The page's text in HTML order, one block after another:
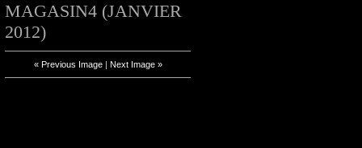
MAGASIN4 (JANVIER
2012)
« Previous Image| Next Image »